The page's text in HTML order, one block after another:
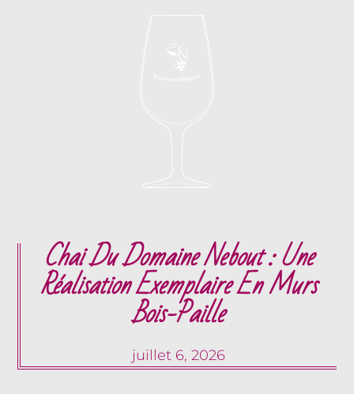
Chai Du Domaine Nebout : Une
Réalisation Exemplaire En Murs
Bois-Paille
juillet 6, 2026